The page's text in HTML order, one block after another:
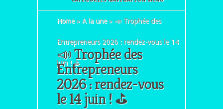
Home » A la une » 📣 Trophée des
Entrepreneurs 2026 : rendez-vous le 14
juin ! ⛳
📣 Trophée des
Entrepreneurs
2026 : rendez-vous
le 14 juin ! ⛳